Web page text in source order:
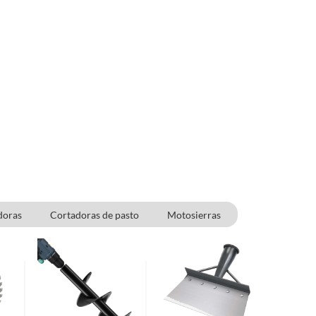
Cortadoras de pasto Motosierras